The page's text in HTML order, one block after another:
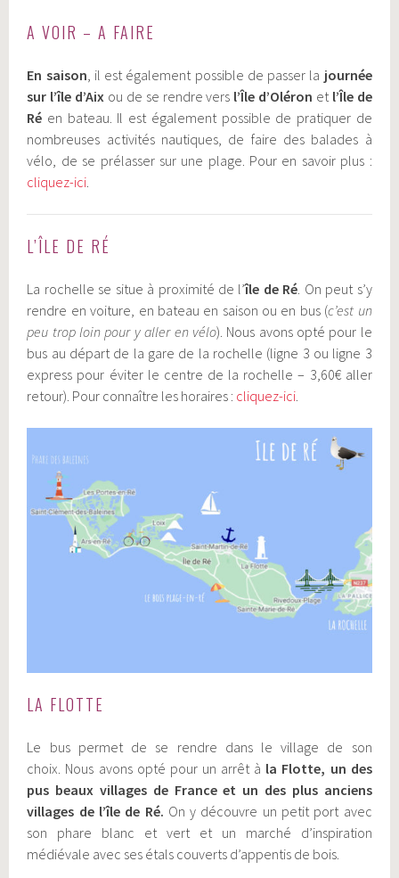
A VOIR – A FAIRE
En saison , il est également possible de passer la journée
sur l’île d’Aix ou de se rendre vers l’Île d’Oléron etl’Île de
Ré en bateau. Il est également possible de pratiquer de
nombreuses activités nautiques, de faire des balades à
vélo, de se prélasser sur une plage. Pour en savoir plus :
cliquez-ici
L’ÎLE DE RÉ
La rochelle se situe à proximité de l’île de Ré . On peut s’y
rendre en voiture, en bateau en saison ou en bus (c’est un
peu trop loin pour y aller en vélo). Nous avons opté pour le
bus au départ de la gare de la rochelle (ligne 3 ou ligne 3
express pour éviter le centre de la rochelle – 3,60€ aller
retour). Pour connaître les horaires : cliquez-ici
LA FLOTTE
Le bus permet de se rendre dans le village de son
choix. Nous avons opté pour un arrêt à la Flotte, un des
pus beaux villages de France et un des plus anciens
villages de l’île de Ré. On y découvre un petit port avec
son phare blanc et vert et un marché d’inspiration
médiévale avec ses étals couverts d’appentis de bois.